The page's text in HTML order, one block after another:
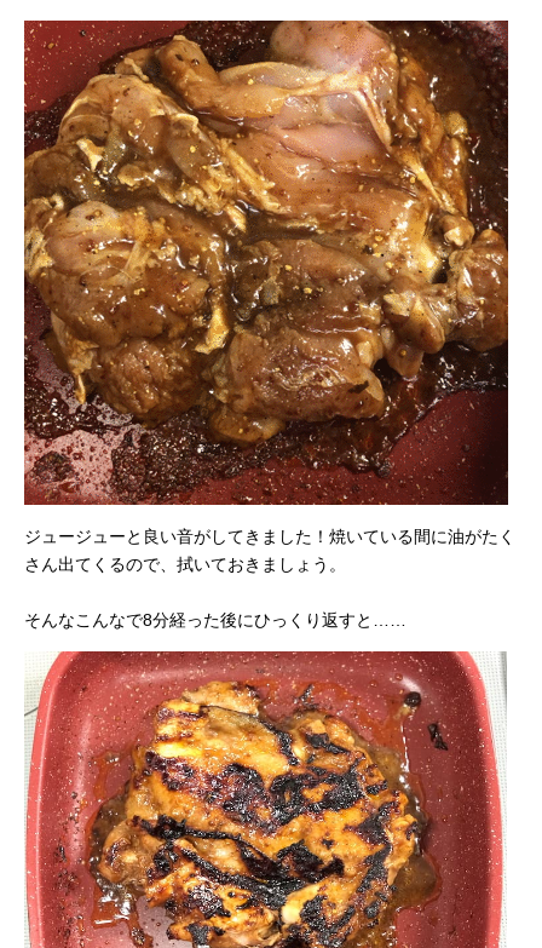
ジュージューと良い音がしてきました！焼いている間に油がたく
さん出てくるので、拭いておきましょう。
そんなこんなで8分経った後にひっくり返すと……